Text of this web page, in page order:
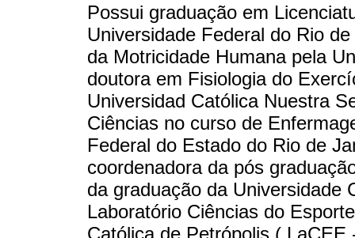
Possui graduação em
Universidade Federal do Rio
da Motricidade Humana pela
doutora em Fisiologia do
Universidad Católica Nuestra
Ciências no curso de
Federal do Estado do Rio de
coordenadora da pós
da graduação da Universidade
Laboratório Ciências do
Católica de Petrópolis (